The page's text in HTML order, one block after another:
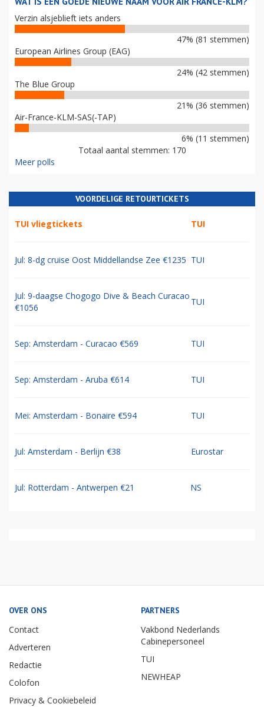
Verzin alsjeblieft iets anders
47% (81 stemmen)
European Airlines Group (EAG)
24% (42 stemmen)
The Blue Group
21% (36 stemmen)
Air-France-KLM-SAS(-TAP)
6% (11 stemmen)
Totaal aantal stemmen: 170
Meer polls
VOORDELIGE RETOURTICKETS
TUI vliegtickets TUI
Jul: 8-dg cruise Oost Middellandse Zee €1235 TUI
Jul: 9-daagse Chogogo Dive & Beach Curacao
€1056
TUI
Sep: Amsterdam - Curacao €569 TUI
Sep: Amsterdam - Aruba €614 TUI
Mei: Amsterdam - Bonaire €594 TUI
Jul: Amsterdam - Berlijn €38 Eurostar
Jul: Rotterdam - Antwerpen €21 NS
OVER ONS
Contact
Adverteren
Redactie
Colofon
Privacy & Cookiebeleid
PARTNERS
Vakbond Nederlands
Cabinepersoneel
TUI
NEWHEAP